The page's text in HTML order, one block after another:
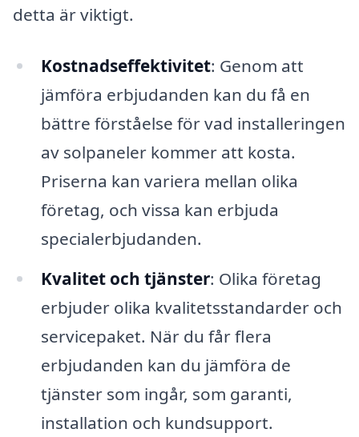
detta är viktigt.
Kostnadseffektivitet: Genom att
jämföra erbjudanden kan du få en
bättre förståelse för vad installeringen
av solpaneler kommer att kosta.
Priserna kan variera mellan olika
företag, och vissa kan erbjuda
specialerbjudanden.
Kvalitet och tjänster: Olika företag
erbjuder olika kvalitetsstandarder och
servicepaket. När du får flera
erbjudanden kan du jämföra de
tjänster som ingår, som garanti,
installation och kundsupport.